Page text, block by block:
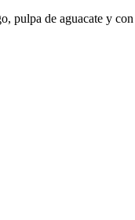
pulpa de aguacate y con